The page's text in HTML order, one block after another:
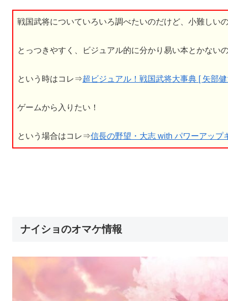
戦国武将についていろいろ調べたいのだけど、小難しい
とっつきやすく、ビジュアル的に分かり易い本とかない
という時はコレ⇒超ビジュアル！戦国武将大事典 [ 矢部
ゲームから入りたい！
という場合はコレ⇒信長の野望・大志 with パワーアップ
ナイショのオマケ情報